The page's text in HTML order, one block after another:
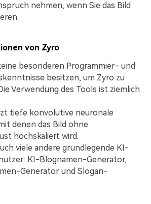
nehmen, wenn Sie das Bild
von Zyro
besonderen Programmier- und
besitzen, um Zyro zu
Verwendung des Tools ist ziemlich
tiefe konvolutive neuronale
denen das Bild ohne
hochskaliert wird.
viele andere grundlegende KI-
KI-Blognamen-Generator,
Generator und Slogan-